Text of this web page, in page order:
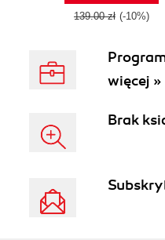
139.00 zł (-10%)
więcej »
Brak